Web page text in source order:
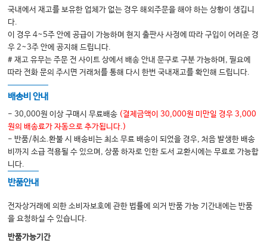
27 요추부의 증식치료
Part 6. 충격파 치료
28 체외충격파 치료의 개론
29 척추 체외충격파 치료의 실제
Part 7. 도수치료
30 도수치료의 역사
31 경추의 도수치료
32 늑골과 흉추의 도수치료
부록 보험지침
국내에서 재고를 보유한 업체가 없는 경우 해외주문을 해야 하는 상황이 생깁니
다.
이 경우 4~5주 안에 공급이 가능하며 현지 출판사 사정에 따라 구입이 어려운 경
우 2~3주 안에 공지해 드립니다.
# 재고 유무는 주문 전 사이트 상에서 배송 안내 문구로 구분 가능하며, 필요에
따라 전화 문의 주시면 거래처를 통해 다시 한번 국내재고를 확인해 드립니다.
배송비 안내
- 30,000원 이상 구매시 무료배송 (결제금액이 30,000원 미만일 경우 3,000
원의 배송료가 자동으로 추가됩니다.)
- 반품/취소.환불 시 배송비는 최소 무료 배송이 되었을 경우, 처음 발생한 배송
비까지 소급 적용될 수 있으며, 상품 하자로 인한 도서 교환시에는 무료로 가능합
니다.
반품안내
전자상거래에 의한 소비자보호에 관한 법률에 의거 반품 가능 기간내에는 반품
을 요청하실 수 있습니다.
반품가능기간